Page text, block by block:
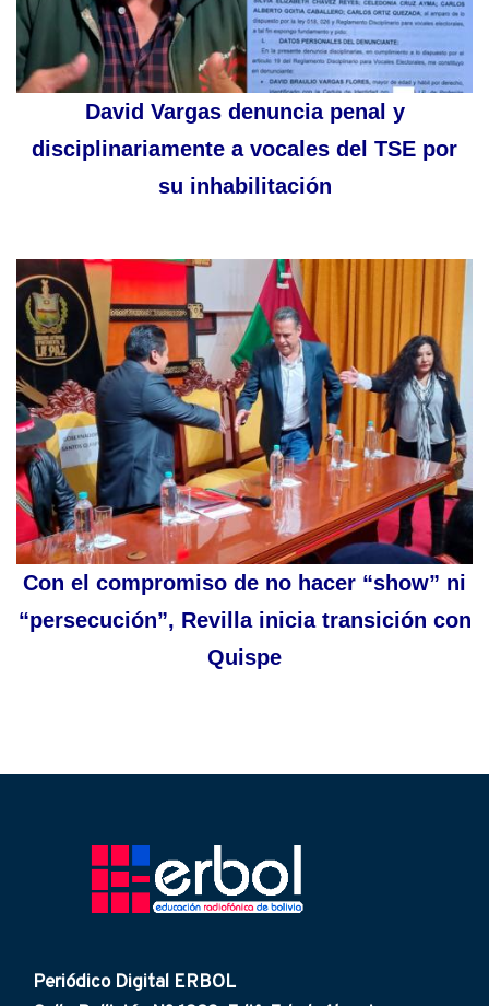
David Vargas denuncia penal y
disciplinariamente a vocales del TSE por
su inhabilitación
Con el compromiso de no hacer “show” ni
“persecución”, Revilla inicia transición con
Quispe
Periódico Digital ERBOL